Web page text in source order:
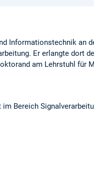
Informationstechnik an
Er erlangte dort
am Lehrstuhl für
Bereich